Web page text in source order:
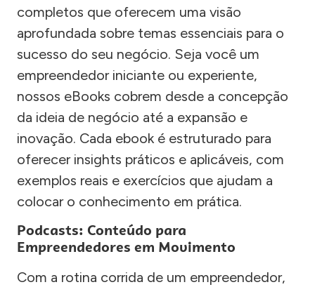
completos que oferecem uma visão
aprofundada sobre temas essenciais para o
sucesso do seu negócio. Seja você um
empreendedor iniciante ou experiente,
nossos eBooks cobrem desde a concepção
da ideia de negócio até a expansão e
inovação. Cada ebook é estruturado para
oferecer insights práticos e aplicáveis, com
exemplos reais e exercícios que ajudam a
colocar o conhecimento em prática.
Podcasts: Conteúdo para
Empreendedores em Movimento
Com a rotina corrida de um empreendedor,